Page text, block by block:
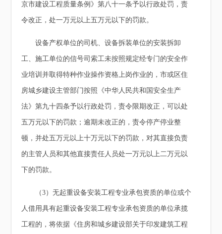
京市建设工程质量条例》第八十一条予以行政处罚，责
令改正，处一万元以上五万元以下的罚款。
设备产权单位的司机、设备拆装单位的安装拆卸
工、施工单位的信号司索工未按照规定经专门的安全作
业培训并取得特种作业操作资格上岗作业的，市或区住
房城乡建设主管部门按照《中华人民共和国安全生产
法》第九十四条予以行政处罚，责令限期改正，可以处
五万元以下的罚款；逾期未改正的，责令停产停业整
顿，并处五万元以上十万元以下的罚款，对其直接负责
的主管人员和其他直接责任人员处一万元以上二万元以
下的罚款。
（3）无起重设备安装工程专业承包资质的单位或个
人借用具有起重设备安装工程专业承包资质的单位承揽
工程的，将依据《住房和城乡建设部关于印发建筑工程